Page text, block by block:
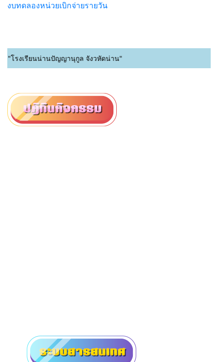
งบทดลองหน่วยเบิกจ่ายรายวัน
รงเรียนน่านปัญญานุกูล จังวหัดน่าน"